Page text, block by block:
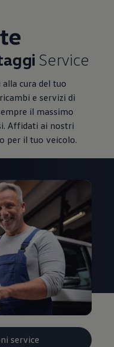
2026Service
cura del tuo
e servizi di
il massimo
Affidati ai nostri
per il tuo veicolo.
service